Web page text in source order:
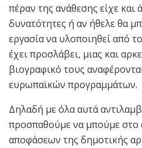
πέραν της ανάθεσης είχε και
δυνατότητες ή αν ήθελε θα
εργασία να υλοποιηθεί από
έχει προσλάβει, μιας και
βιογραφικό τους
ευρωπαϊκών προγραμμάτων.
Δηλαδή με όλα αυτά
προσπαθούμε να μπούμε στο
αποφάσεων της δημοτικής